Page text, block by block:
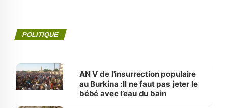
POLITIQUE
AN V de l'insurrection populaire
au Burkina :Il ne faut pas jeter le
bébé avec l’eau du bain